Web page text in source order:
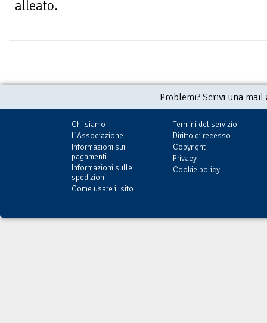
alleato.
Problemi? Scrivi una
Chi siamo
L'Associazione
Informazioni sui
pagamenti
Informazioni sulle
spedizioni
Come usare il sito
Termini del servizio
Diritto di recesso
Copyright
Privacy
Cookie policy